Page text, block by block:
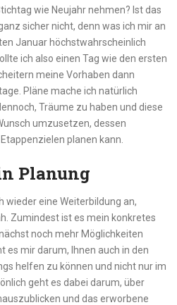
wie Neujahr nehmen? Ist das
sicher nicht, denn was ich mir an
Januar höchstwahrscheinlich
ich also einen Tag wie den ersten
meine Vorhaben dann
Pläne mache ich natürlich
Träume zu haben und diese
umzusetzen, dessen
planen kann.
Planung
wieder eine Weiterbildung an,
Zumindest ist es mein konkretes
noch mehr Möglichkeiten
es mir darum, Ihnen auch in den
helfen zu können und nicht nur im
geht es dabei darum, über
und das erworbene